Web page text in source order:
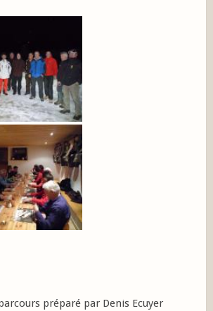
préparé par Denis Ecuyer